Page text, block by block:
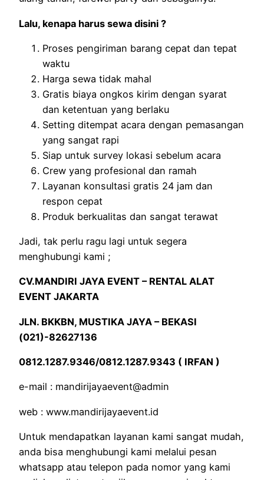
Lalu, kenapa harus sewa disini ?
Proses pengiriman barang cepat dan tepat
waktu
Harga sewa tidak mahal
Gratis biaya ongkos kirim dengan syarat
dan ketentuan yang berlaku
Setting ditempat acara dengan pemasangan
yang sangat rapi
Siap untuk survey lokasi sebelum acara
Crew yang profesional dan ramah
Layanan konsultasi gratis 24 jam dan
respon cepat
Produk berkualitas dan sangat terawat
Jadi, tak perlu ragu lagi untuk segera
menghubungi kami ;
CV.MANDIRI JAYA EVENT – RENTAL ALAT
EVENT JAKARTA
JLN. BKKBN, MUSTIKA JAYA – BEKASI
(021)-82627136
0812.1287.9346/0812.1287.9343 ( IRFAN )
e-mail : mandirijayaevent@admin
web : www.mandirijayaevent.id
Untuk mendapatkan layanan kami sangat mudah,
anda bisa menghubungi kami melalui pesan
whatsapp atau telepon pada nomor yang kami